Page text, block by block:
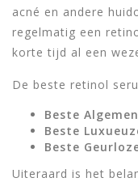
acné en andere
regelmatig een
korte tijd al een
De beste retinol
Beste
Beste
Beste
Uiteraard is het